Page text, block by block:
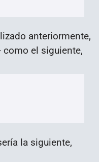
anteriormente,
como el siguiente,
la siguiente,